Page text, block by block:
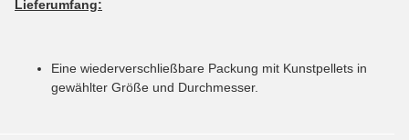
Lieferumfang:
Eine wiederverschließbare Packung mit Kunstpellets in
gewählter Größe und Durchmesser.